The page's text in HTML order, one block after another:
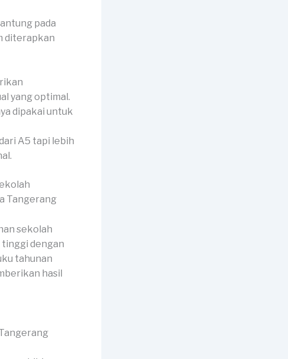
pada
diterapkan
yang optimal.
dipakai untuk
A5 tapi lebih
sekolah
tinggi dengan
tahunan
hasil